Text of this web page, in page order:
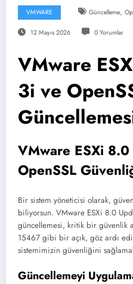
VMWARE Güncelleme,
12 Mayıs 2026 0 Yorumlar
VMware
3i ve
VMware ESXi
OpenSSL
Bir sistem yöneticisi olarak,
biliyorsun. VMware ESXi 8.0
güncellemesi, kritik bir güvenlik
15467 gibi bir açık, göz ardı
sistemimizin güvenliğini
Güncellemeyi